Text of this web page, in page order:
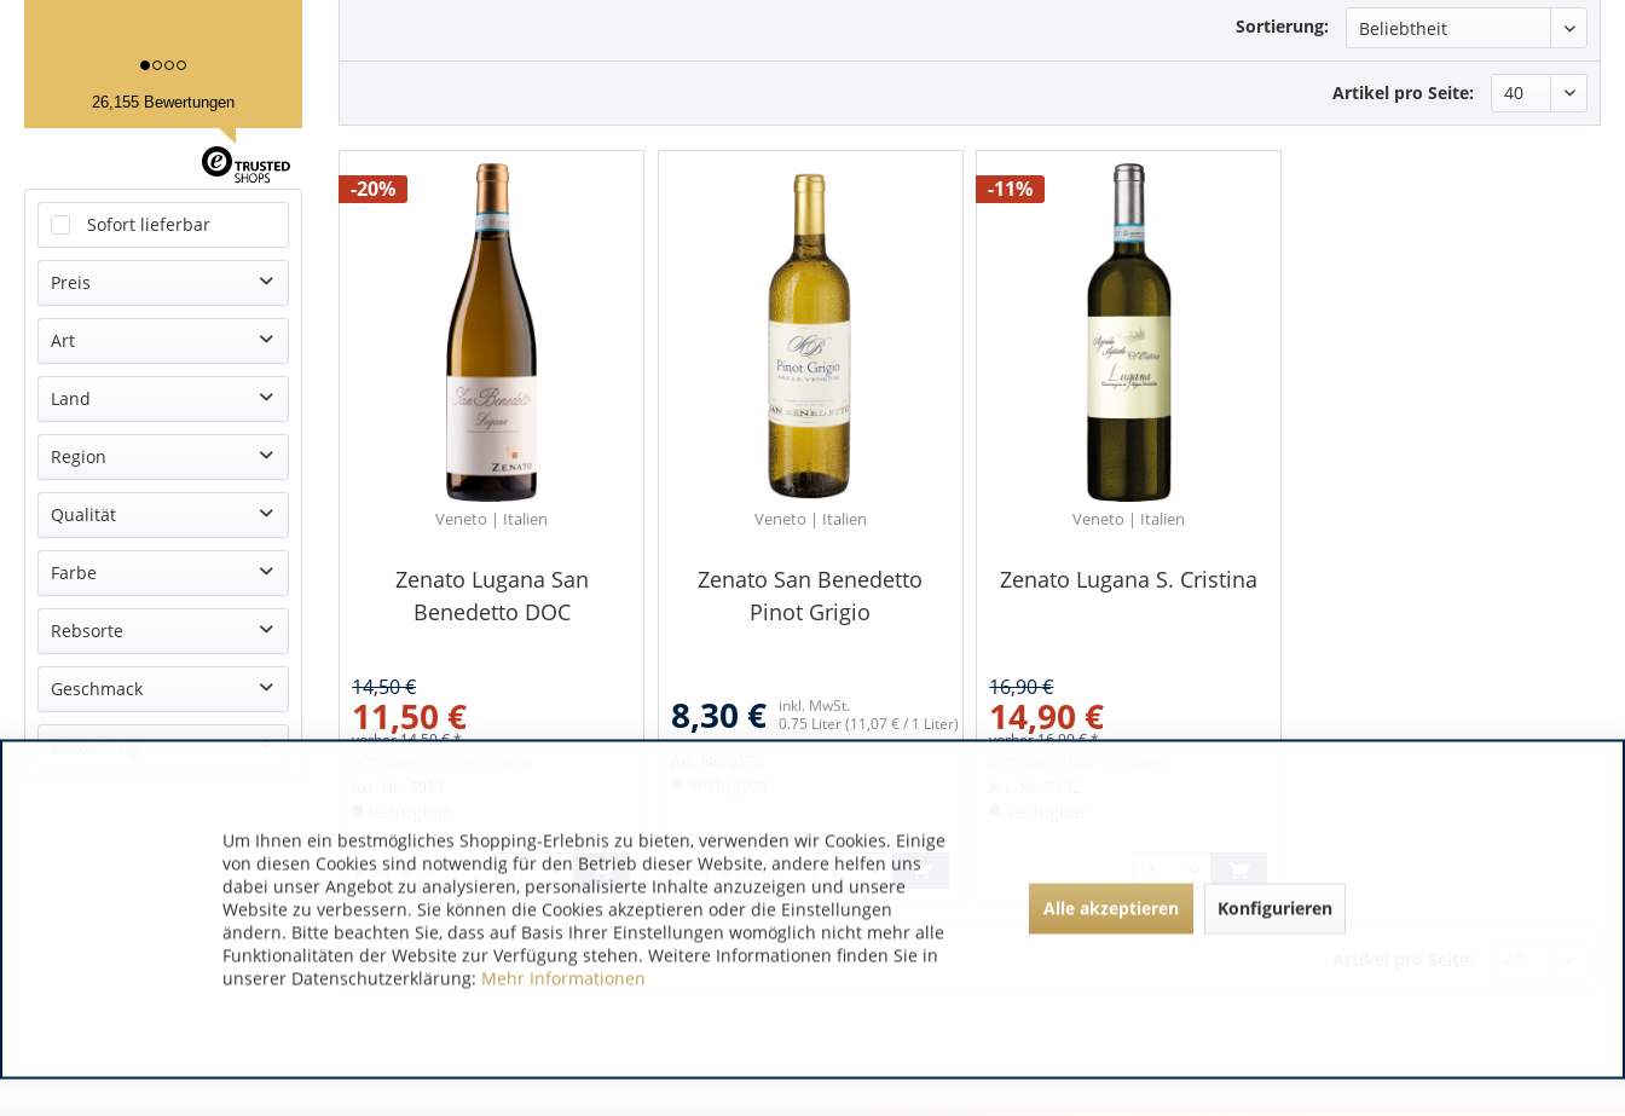
26,155 Bewertungen
Sofort lieferbar
Preis
von8,30 €bis14,90 €
Art
Weißwein
Land
Italien
Region
Veneto
Qualität
Veneto DOC
delle Venezie IGT
Farbe
Weiß
Rebsorte
Pinot Grigio
Trebbiano
Geschmack
trocken
Bewertung
& mehr
& mehr
Sortierung:
Artikel pro Seite:
-20%
Veneto | Italien
Zenato Lugana San
Benedetto DOC
14,50 €
11,50 €
vorher14,50 € *
inkl. MwSt.
Veneto | Italien
Zenato San Benedetto
Pinot Grigio
8,30 €
inkl. MwSt.
0.75 Liter(11,07 € / 1 Liter)
-11%
Veneto | Italien
Zenato Lugana S. Cristina
16,90 €
14,90 €
vorher16,90 € *
inkl. MwSt.
Um Ihnen ein bestmögliches Shopping-Erlebnis zu bieten, verwenden wir Cookies. Einige
von diesen Cookies sind notwendig für den Betrieb dieser Website, andere helfen uns
dabei unser Angebot zu analysieren, personalisierte Inhalte anzuzeigen und unsere
Website zu verbessern. Sie können die Cookies akzeptieren oder die Einstellungen
ändern. Bitte beachten Sie, dass auf Basis Ihrer Einstellungen womöglich nicht mehr alle
Funktionalitäten der Website zur Verfügung stehen. Weitere Informationen finden Sie in
unserer Datenschutzerklärung: Mehr Informationen
Alle akzeptieren Konfigurieren